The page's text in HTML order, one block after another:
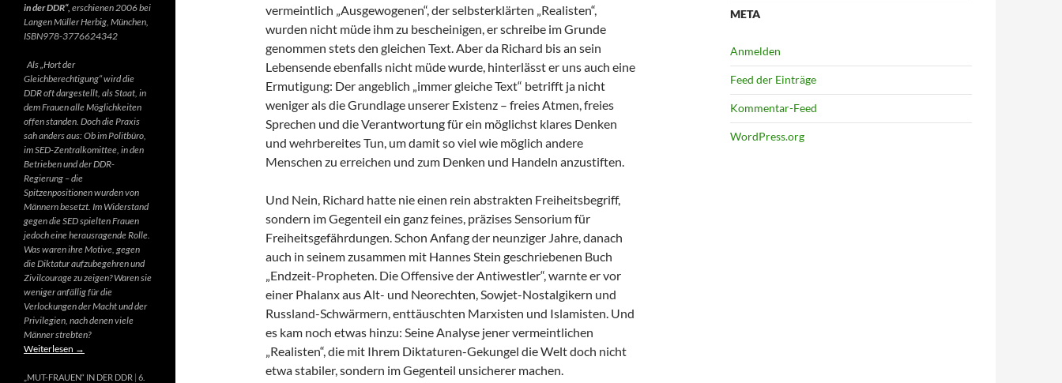
vermeintlich „Ausgewogenen“, der selbsterklärten „Realisten“,
wurden nicht müde ihm zu bescheinigen, er schreibe im Grunde
genommen stets den gleichen Text. Aber da Richard bis an sein
Lebensende ebenfalls nicht müde wurde, hinterlässt er uns auch eine
Ermutigung: Der angeblich „immer gleiche Text“ betrifft ja nicht
weniger als die Grundlage unserer Existenz – freies Atmen, freies
Sprechen und die Verantwortung für ein möglichst klares Denken
und wehrbereites Tun, um damit so viel wie möglich andere
Menschen zu erreichen und zum Denken und Handeln anzustiften.
Und Nein, Richard hatte nie einen rein abstrakten Freiheitsbegriff,
sondern im Gegenteil ein ganz feines, präzises Sensorium für
Freiheitsgefährdungen. Schon Anfang der neunziger Jahre, danach
auch in seinem zusammen mit Hannes Stein geschriebenen Buch
„Endzeit-Propheten. Die Offensive der Antiwestler“, warnte er vor
einer Phalanx aus Alt- und Neorechten, Sowjet-Nostalgikern und
Russland-Schwärmern, enttäuschten Marxisten und Islamisten. Und
es kam noch etwas hinzu: Seine Analyse jener vermeintlichen
„Realisten“, die mit Ihrem Diktaturen-Gekungel die Welt doch nicht
etwa stabiler, sondern im Gegenteil unsicherer machen.
META
Anmelden
Feed der Einträge
Kommentar-Feed
WordPress.org
in der DDR“, erschienen 2006 bei
Langen Müller Herbig, München,
ISBN978-3776624342
Als „Hort der
Gleichberechtigung“ wird die
DDR oft dargestellt, als Staat, in
dem Frauen alle Möglichkeiten
offen standen. Doch die Praxis
sah anders aus: Ob im Politbüro,
im SED-Zentralkomittee, in den
Betrieben und der DDR-
Regierung – die
Spitzenpositionen wurden von
Männern besetzt. Im Widerstand
gegen die SED spielten Frauen
jedoch eine herausragende Rolle.
Was waren ihre Motive, gegen
die Diktatur aufzubegehren und
Zivilcourage zu zeigen? Waren sie
weniger anfällig für die
Verlockungen der Macht und der
Privilegien, nach denen viele
Männer strebten?
Weiterlesen →
„MUT-FRAUEN“ IN DER DDR 6.